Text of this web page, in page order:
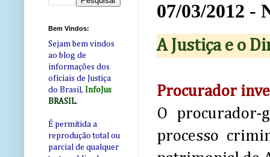
07/03/2012 -
A Justiça e o
Procurador
O procurador-
processo
Bem Vindos:
Sejam bem vindos
ao blog de
informações dos
oficiais de Justiça
do Brasil, InfoJus
BRASIL.
É permitida a
reprodução total ou
parcial de qualquer